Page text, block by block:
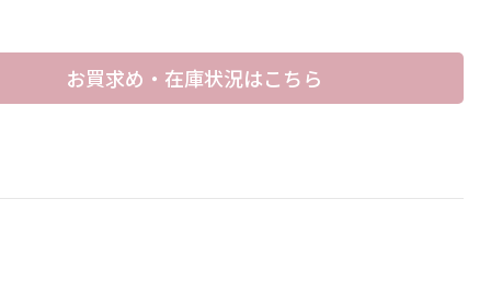
お買求め・在庫状況はこちら